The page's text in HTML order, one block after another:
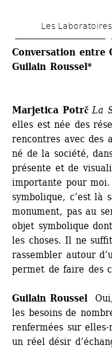
au
contenu
principal
Les
Conversation entre
Guilain Roussel*
Marjetica Potrč La
elles est née des
rencontres avec des
né de la société,
présente et de
importante pour
symbolique, c’est là
monument, pas au
objet symbolique
les choses. Il ne
rassembler autour
permet de faire des
Guilain Roussel
les besoins de
renfermées sur elles-
un réel désir